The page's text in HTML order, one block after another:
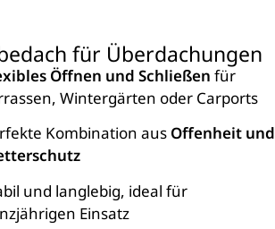
für Überdachungen
Öffnen und Schließen für
Wintergärten oder Carports
Kombination aus Offenheit und
und langlebig, ideal für
Einsatz